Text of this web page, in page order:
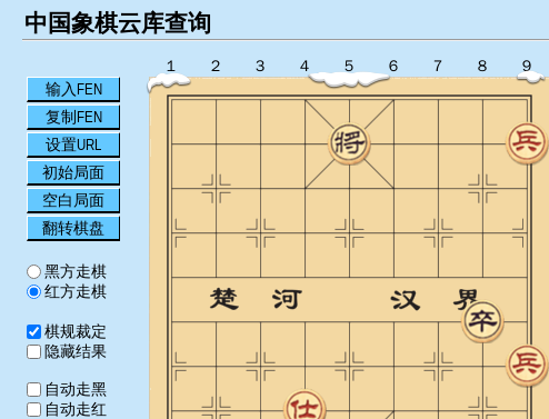
中国象棋云库查询
输入FEN
复制FEN
设置URL
初始局面
空白局面
翻转棋盘
黑方走棋
红方走棋
棋规裁定
隐藏结果
自动走黑
自动走红
１ ２ ３ ４ ５ ６ ７ ８ ９